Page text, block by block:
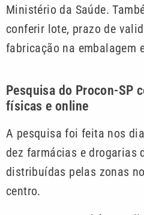
Ministério da Saúde.
conferir lote, prazo de
fabricação na embalagem
Pesquisa do Procon-SP
físicas e online
A pesquisa foi feita nos
dez farmácias e drogarias
distribuídas pelas zonas
centro.